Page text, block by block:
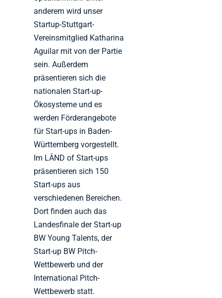
anderem wird unser
Startup-Stuttgart-
Vereinsmitglied Katharina
Aguilar mit von der Partie
sein. Außerdem
präsentieren sich die
nationalen Start-up-
Ökosysteme und es
werden Förderangebote
für Start-ups in Baden-
Württemberg vorgestellt.
Im LÄND of Start-ups
präsentieren sich 150
Start-ups aus
verschiedenen Bereichen.
Dort finden auch das
Landesfinale der Start-up
BW Young Talents, der
Start-up BW Pitch-
Wettbewerb und der
International Pitch-
Wettbewerb statt.